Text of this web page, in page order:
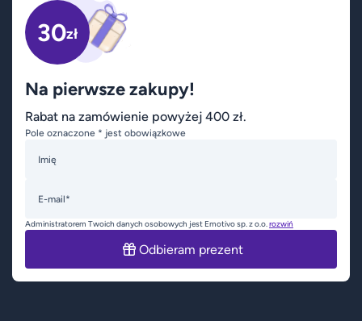
30zł
Na pierwsze zakupy!
Rabat na zamówienie powyżej 400 zł.
Pole oznaczone * jest obowiązkowe
Imię
E-mail*
Administratorem Twoich danych osobowych jest Emotivo sp. z o.o.rozwiń
Odbieram prezent